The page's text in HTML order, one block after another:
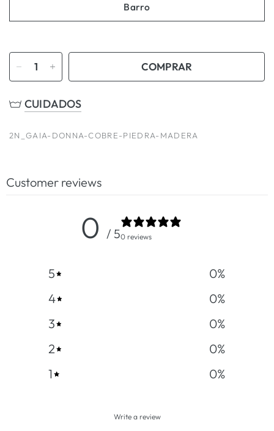
Barro
COMPRAR
CUIDADOS
2N_GAIA-DONNA-COBRE-PIEDRA-MADERA
Customer reviews
0 / 50 reviews
5 0%
4
0%
3
0%
2
0%
1
0%
Write a review